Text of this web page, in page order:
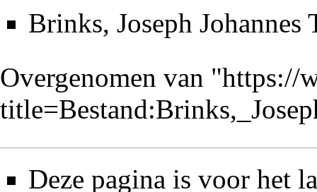
Brinks, Joseph Johannes
Overgenomen van "https://
Deze pagina is voor het